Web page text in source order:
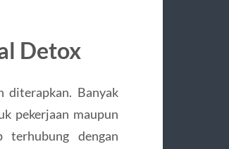
Detox
diterapkan. Banyak
pekerjaan maupun
terhubung dengan